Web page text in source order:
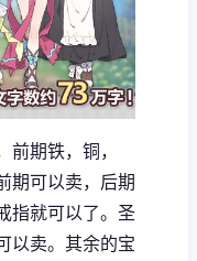
期铁，铜，
期可以卖，后期
指就可以了。圣
以卖。其余的宝